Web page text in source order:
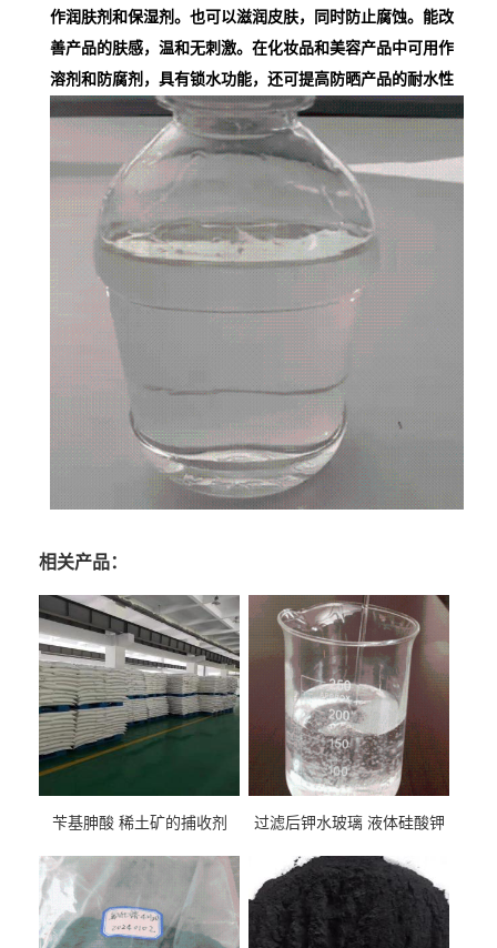
作润肤剂和保湿剂。也可以滋润皮肤，同时防止腐蚀。能改
善产品的肤感，温和无刺激。在化妆品和美容产品中可用作
溶剂和防腐剂，具有锁水功能，还可提高防晒产品的耐水性
相关产品：
苄基胂酸 稀土矿的捕收剂 过滤后钾水玻璃 液体硅酸钾